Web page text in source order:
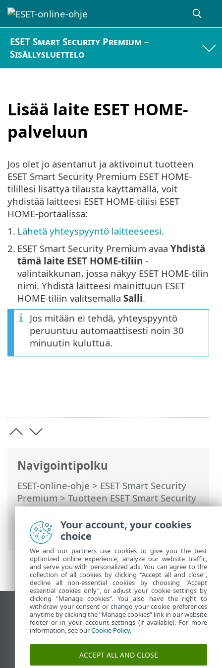
ESET Smart Security Premium –
Sisällysluettelo
Lisää laite ESET HOME-
palveluun
Navigointipolku
ESET-online-ohje > ESET Smart Security
Premium>Tuotteen ESET Smart Security
Premium käsitteleminen>ESET HOME -
>Yhdistä ESET HOME-palveluun>
Lisää laite ESET HOME-palveluun
Jos olet jo asentanut ja aktivoinut tuotteen
ESET Smart Security Premium ESET HOME-
tilillesi lisättyä tilausta käyttämällä, voit
yhdistää laitteesi ESET HOME-tiliisi ESET
HOME-portaalissa:
1. Lähetä yhteyspyyntö laitteeseesi.
2. ESET Smart Security Premium avaa Yhdistä
tämä laite ESET HOME-tiliin -
valintaikkunan, jossa näkyy ESET HOME-tilin
nimi. Yhdistä laitteesi mainittuun ESET
HOME-tiliin valitsemalla Salli.
Jos mitään ei tehdä, yhteyspyyntö
peruuntuu automaattisesti noin 30
minuutin kuluttua.
Näytä tietokonesivusto
End of Life
ESET-tietämyskanta
ESET-foorumi
ESET Status Portal
Your account, your cookies
choice
We and our partners use cookies to give you the best
optimized online experience, analyze our website traffic,
and serve you with personalized ads. You can agree to the
collection of all cookies by clicking "Accept all and close",
decline all non-essential cookies by choosing "Accept
essential cookies only", or adjust your cookie settings by
clicking "Manage cookies". You also have the right to
withdraw your consent or change your cookie preferences
anytime by clicking the "Manage cookies" link in our website
footer or in your account settings (if available). For more
information, see ourCookie Policy.
ACCEPT ALL AND CLOSE